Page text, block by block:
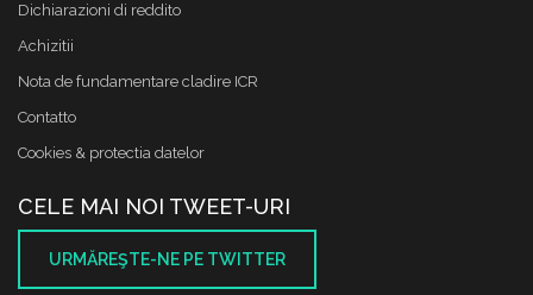
Dichiarazioni di reddito
Achizitii
Nota de fundamentare cladire ICR
Contatto
Cookies & protectia datelor
CELE MAI NOI TWEET-URI
URMĂREŞTE-NE PE TWITTER